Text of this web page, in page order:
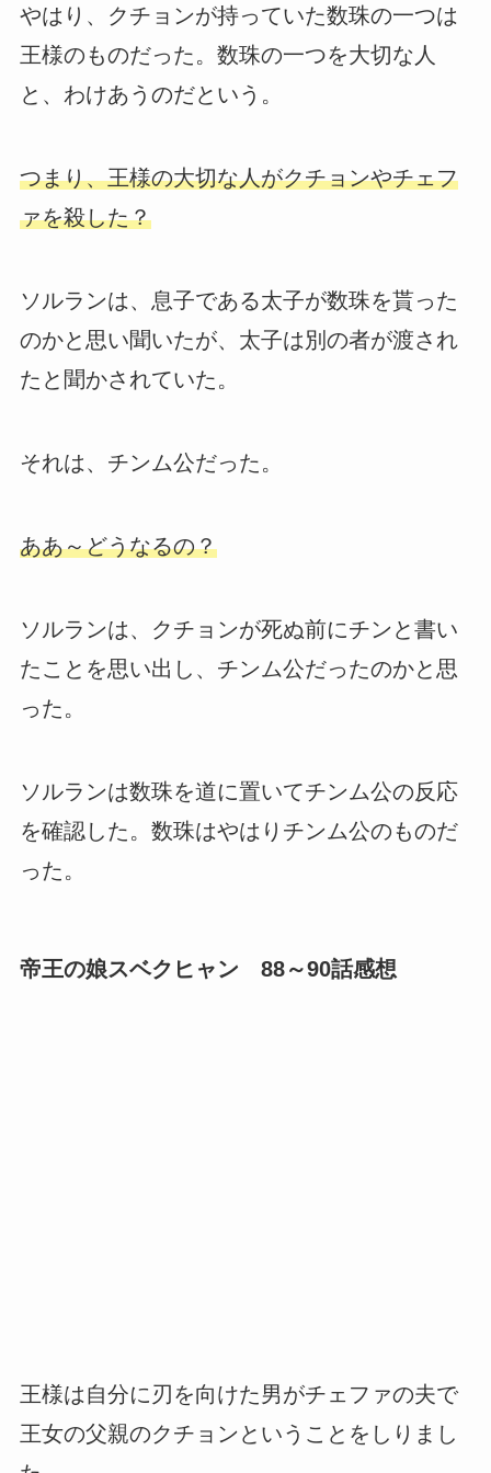
やはり、クチョンが持っていた数珠の一つは
王様のものだった。数珠の一つを大切な人
と、わけあうのだという。
つまり、王様の大切な人がクチョンやチェフ
ァを殺した？
ソルランは、息子である太子が数珠を貰った
のかと思い聞いたが、太子は別の者が渡され
たと聞かされていた。
それは、チンム公だった。
ああ～どうなるの？
ソルランは、クチョンが死ぬ前にチンと書い
たことを思い出し、チンム公だったのかと思
った。
ソルランは数珠を道に置いてチンム公の反応
を確認した。数珠はやはりチンム公のものだ
った。
帝王の娘スベクヒャン 88～90話感想
王様は自分に刃を向けた男がチェファの夫で
王女の父親のクチョンということをしりまし